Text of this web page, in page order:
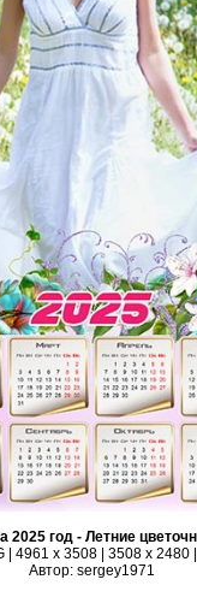
2025 год - Летние
| 4961 x 3508 | 3508 x 2480
Автор: sergey1971